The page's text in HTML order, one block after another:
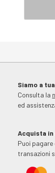
Siamo a
Consulta la
ed
Acquista
Puoi
transazioni